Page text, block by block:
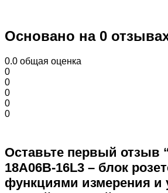
Основано на 0
0.0 общая оценка
0
0
0
0
0
Оставьте первый отзыв
18A06B-16L3 – блок
функциями измерения и